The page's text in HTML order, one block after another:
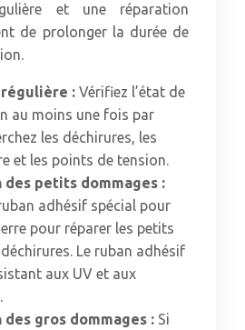
et une réparation
de prolonger la durée de
: Vérifiez l’état de
au moins une fois par
les déchirures, les
et les points de tension.
des petits dommages :
adhésif spécial pour
pour réparer les petits
Le ruban adhésif
aux UV et aux
des gros dommages : Si